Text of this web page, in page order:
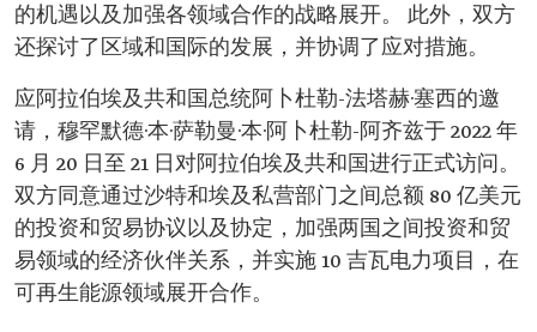
的机遇以及加强各领域合作的战略展开。 此外，双方
还探讨了区域和国际的发展，并协调了应对措施。
应阿拉伯埃及共和国总统阿卜杜勒-法塔赫·塞西的邀
请，穆罕默德·本·萨勒曼·本·阿卜杜勒-阿齐兹于 2022 年
6 月 20 日至 21 日对阿拉伯埃及共和国进行正式访问。
双方同意通过沙特和埃及私营部门之间总额 80 亿美元
的投资和贸易协议以及协定，加强两国之间投资和贸
易领域的经济伙伴关系，并实施 10 吉瓦电力项目，在
可再生能源领域展开合作。